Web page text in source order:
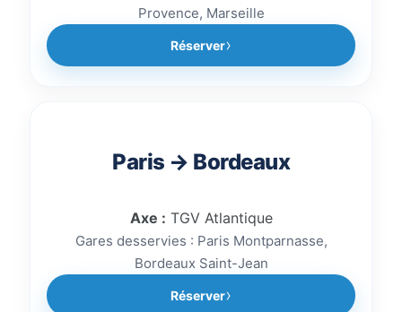
Provence, Marseille
Réserver
Paris → Bordeaux
Axe : TGV Atlantique
Gares desservies : Paris Montparnasse,
Bordeaux Saint-Jean
Réserver